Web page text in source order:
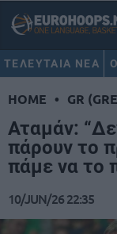
ΤΕΛΕΥΤΑΙΑ ΝΕΑ
HOME • GR
Αταμάν:
πάρουν το
πάμε να το
10/JUN/26 22:35